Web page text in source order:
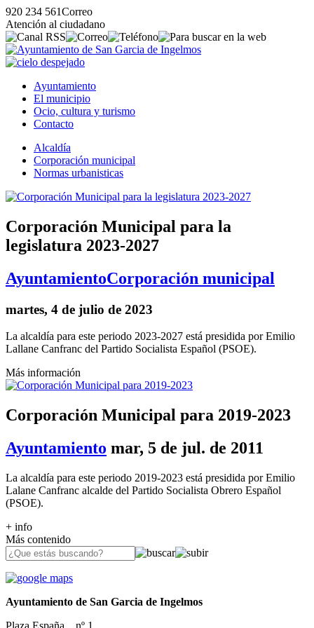
920 234 561Correo
Atención al ciudadano
Ayuntamiento
El municipio
Ocio, cultura y turismo
Contacto
Alcaldía
Corporación municipal
Normas urbanisticas
Corporación Municipal para la
legislatura 2023-2027
AyuntamientoCorporación municipal
martes, 4 de julio de 2023
La alcaldía para este periodo 2023-2027 está presidida por Emilio
Lallane Canfranc del Partido Socialista Español (PSOE).
Más información
Corporación Municipal para 2019-2023
Ayuntamiento mar, 5 de jul. de 2011
La alcaldía para este periodo 2019-2023 está presidida por Emilio
Lalane Canfranc alcalde del Partido Socialista Obrero Español
(PSOE).
+ info
Más contenido
Ayuntamiento de San Garcia de Ingelmos